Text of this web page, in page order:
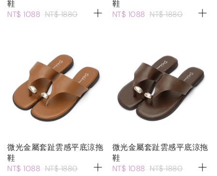
鞋
NT$ 1088 NT$ 1880
鞋
NT$ 1088 NT$ 1880
微光金屬套趾雲感平底涼拖
鞋
NT$ 1088 NT$ 1880
微光金屬套趾雲感平底涼拖
鞋
NT$ 1088 NT$ 1880